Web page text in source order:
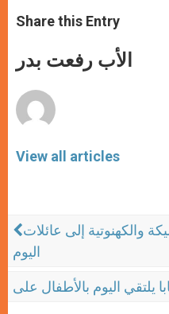
t
s
p
s
e
g
e
e
b
k
r
Share this Entry
الأب رفعت بدر
View all articles
والكهنوتية إلى عائلات
اليوم